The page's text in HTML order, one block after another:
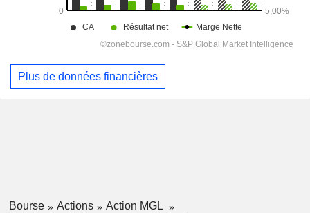
Plus de données financières
Bourse Actions
Action MGL